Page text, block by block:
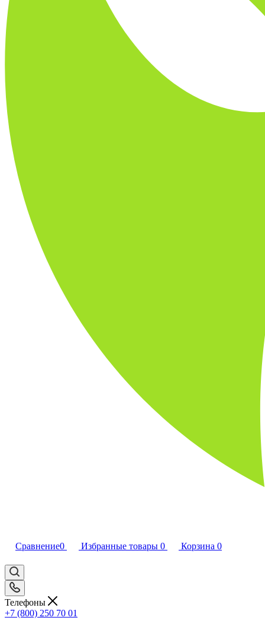
Сравнение0 Избранные товары 0 Корзина 0
Телефоны
+7 (800) 250 70 01